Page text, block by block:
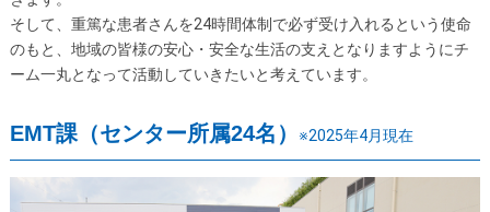
そして、重篤な患者さんを24時間体制で必ず受け入れるという使命
のもと、地域の皆様の安心・安全な生活の支えとなりますようにチ
ーム一丸となって活動していきたいと考えています。
EMT課（センター所属24名） ※2025年4月現在